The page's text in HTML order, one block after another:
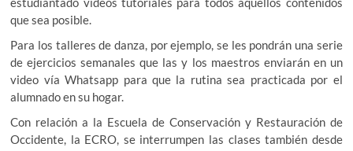
que sea posible.
Para los talleres de danza, por ejemplo, se les pondrán una serie
de ejercicios semanales que las y los maestros enviarán en un
video vía Whatsapp para que la rutina sea practicada por el
alumnado en su hogar.
Con relación a la Escuela de Conservación y Restauración de
Occidente, la ECRO, se interrumpen las clases también desde